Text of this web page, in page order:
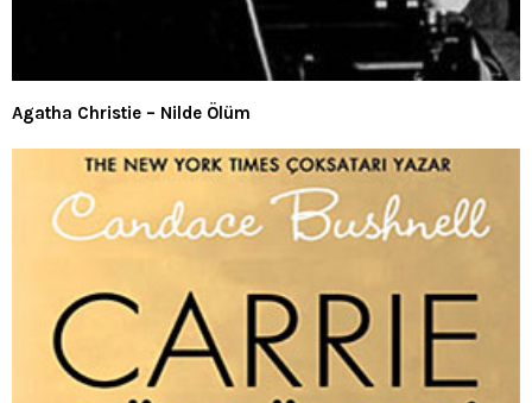
Agatha Christie – Nilde Ölüm